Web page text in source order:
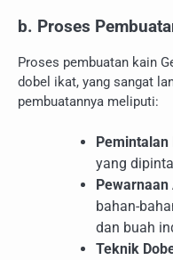
b. Proses
Proses pembuatan kain
dobel ikat, yang sangat
pembuatannya meliputi:
Pemintalan
yang
Pewarnaan
bahan-
dan buah
Teknik